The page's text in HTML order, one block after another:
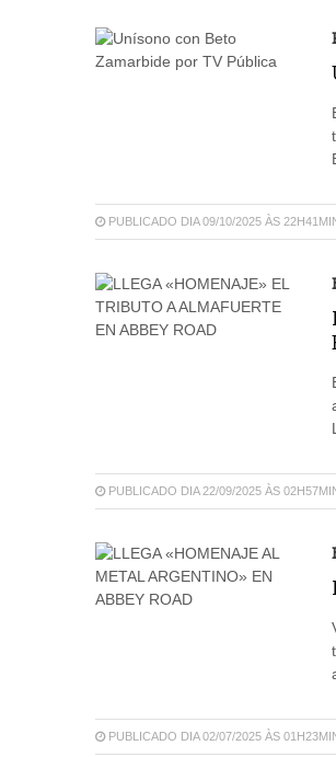
PUBLICADO DIA 09/10/2025 ÀS
PUBLICADO DIA 22/09/2025 ÀS
PUBLICADO DIA 02/07/2025 ÀS